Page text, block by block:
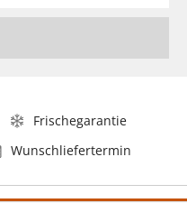
Frischegarantie
Wunschliefertermin